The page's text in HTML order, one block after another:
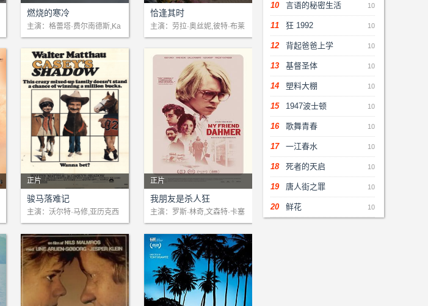
剧情：探索二战犹太人流散鲜
为人知的一面：犹太人通过安
道尔（伊比利亚半岛比利牛斯
山脉中的一个微型主权国家）
逃亡。
燃烧的寒冷
主演：格蕾塔·费尔南德斯,Ka
sia Kapcia,丹尼尔·霍瓦斯,Ad
rià Collado,罗杰·卡萨马杰
剧情：一对一直难以怀孕的夫
妇收到了陌生人送来的一块古
董手表，妻子意识到她寻求的
答案终有一天会到来。
恰逢其时
主演：劳拉·奥丝妮,彼特·布莱
恩特,格雷斯顿·霍尔特,布朗温
·布兰登,杰斯·布朗,Gigi Gill,Li
za Huget,巴里·W·莱威,Raine
Mateo,杰西·米勒,阿莉娅·奥伯
里恩,Seth O'Shea,科琳·惠勒,
Xander Wilson
正片
剧情：“凯茜的影子”是一匹马
的名字，它的主人凯茜是一个
小男孩。有一天凯茜的父亲无
意中从别人口中得知：原来
“凯茜的影子”是良种赛马的后
代，于是这匹马的命运被改写
了……。
骏马落难记
主演：沃尔特·马修,亚历克西
斯·史密斯,罗伯特·韦伯
正片
剧情：本片讲述20世纪全美
最臭名昭著的连环杀人犯之
一，杰弗瑞·达莫年轻时候的
故事。他不仅凶残地杀害了1
7人，还食人、渎尸，被称为
“密尔沃基怪物”。这部新作改
编自达莫高中少有的朋友德夫
·巴克德弗的图像小说，由
我朋友是杀人狂
主演：罗斯·林奇,文森特·卡塞
瑟,亚历克斯·沃尔夫,亚当·克
罗夫
10
10 言语的秘密生活
10
11 狂 1992
10
12 背起爸爸上学
10
13 基督圣体
10
14 塑料大棚
10
15 1947波士顿
10
16 歌舞青春
10
17 一江春水
10
18 死者的天启
10
19 唐人街之罪
10
20 鲜花